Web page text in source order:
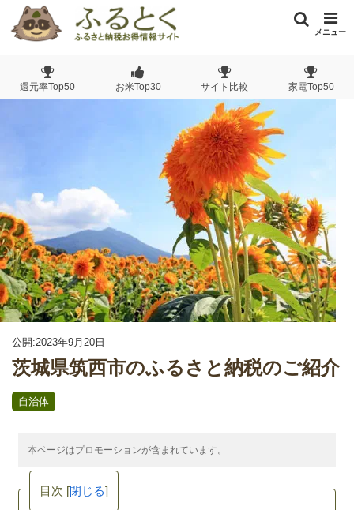
メニュー
還元率Top50 お米Top30 サイト比較 家電Top50
公開:2023年9月20日
茨城県筑西市のふるさと納税のご紹介
自治体
本ページはプロモーションが含まれています。
目次 [閉じる]